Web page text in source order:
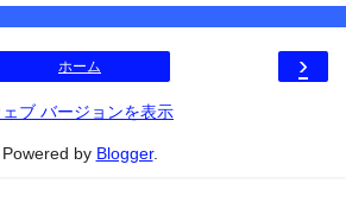
›
ホーム
ェブ バージョンを表示
Powered by Blogger.